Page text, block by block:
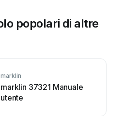
popolari di altre
marklin
marklin 37321 Manuale
utente